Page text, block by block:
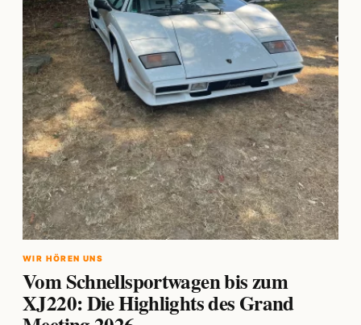
WIR HÖREN UNS
Vom Schnellsportwagen bis zum
XJ220: Die Highlights des Grand